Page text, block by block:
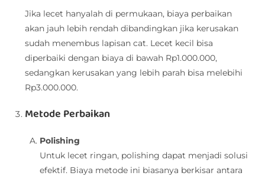
Jika lecet hanyalah di permukaan, biaya perbaikan
akan jauh lebih rendah dibandingkan jika kerusakan
sudah menembus lapisan cat. Lecet kecil bisa
diperbaiki dengan biaya di bawah Rp1.000.000,
sedangkan kerusakan yang lebih parah bisa melebihi
Rp3.000.000.
Metode Perbaikan
Polishing
Untuk lecet ringan, polishing dapat menjadi solusi
efektif. Biaya metode ini biasanya berkisar antara